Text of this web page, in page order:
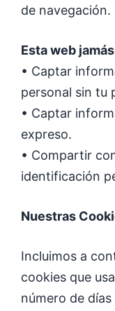
de navegación.
Esta web
• Captar
personal sin tu
• Captar
expreso.
• Compartir
identificación
Nuestras
Incluimos a
cookies que
número de